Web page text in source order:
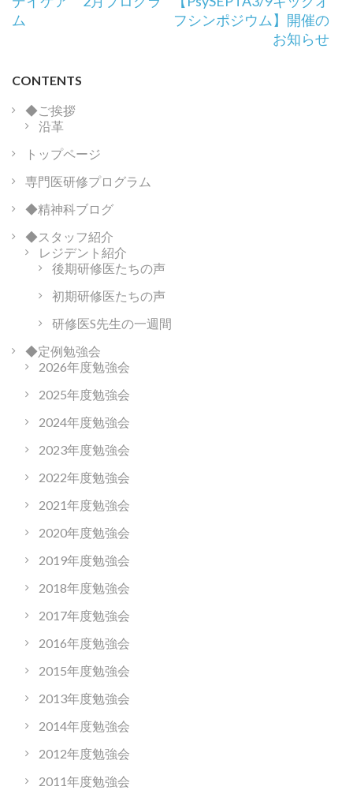
稿
ゲ
シ
ョ
ン
ム
フシンポジウム】開催の
お知らせ
CONTENTS
◆ご挨拶
沿革
トップページ
専門医研修プログラム
◆精神科ブログ
◆スタッフ紹介
レジデント紹介
後期研修医たちの声
初期研修医たちの声
研修医S先生の一週間
◆定例勉強会
2026年度勉強会
2025年度勉強会
2024年度勉強会
2023年度勉強会
2022年度勉強会
2021年度勉強会
2020年度勉強会
2019年度勉強会
2018年度勉強会
2017年度勉強会
2016年度勉強会
2015年度勉強会
2013年度勉強会
2014年度勉強会
2012年度勉強会
2011年度勉強会